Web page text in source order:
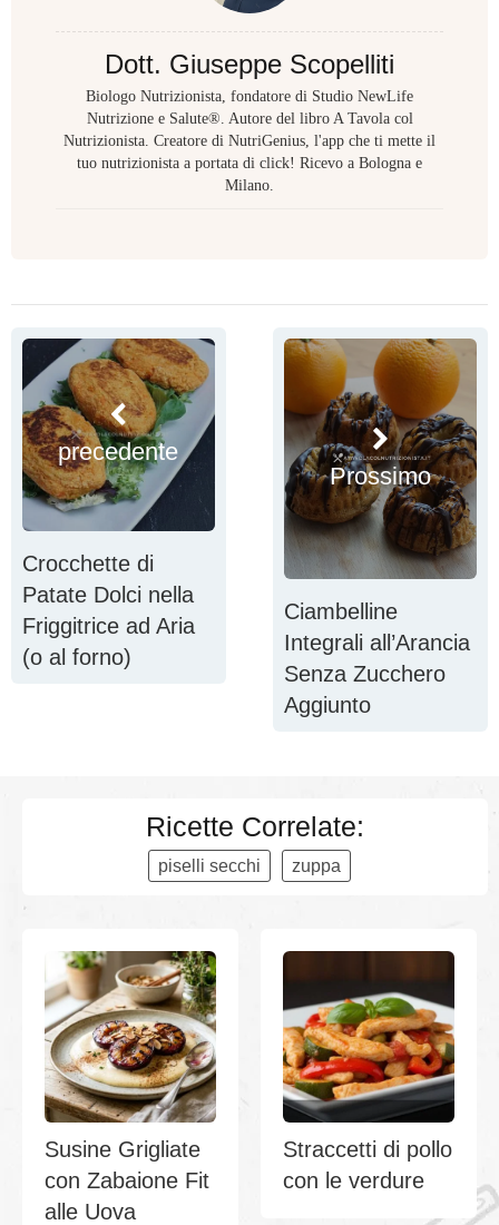
Dott. Giuseppe Scopelliti
Biologo Nutrizionista, fondatore di Studio NewLife
Nutrizione e Salute®. Autore del libro A Tavola col
Nutrizionista. Creatore di NutriGenius, l'app che ti mette il
tuo nutrizionista a portata di click! Ricevo a Bologna e
Milano.
precedente
Crocchette di
Patate Dolci nella
Friggitrice ad Aria
(o al forno)
Prossimo
Ciambelline
Integrali all’Arancia
Senza Zucchero
Aggiunto
Ricette Correlate:
piselli secchi zuppa
Susine Grigliate
con Zabaione Fit
alle Uova
Straccetti di pollo
con le verdure